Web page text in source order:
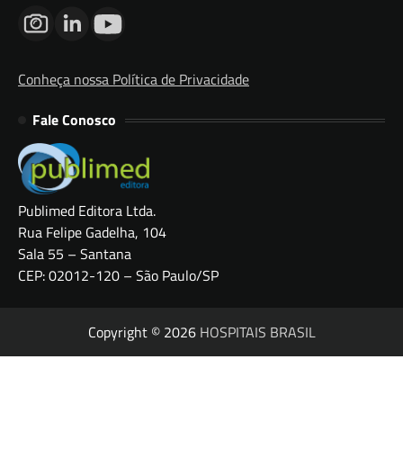
Conheça nossa Política de Privacidade
Fale Conosco
Publimed Editora Ltda.
Rua Felipe Gadelha, 104
Sala 55 – Santana
CEP: 02012-120 – São Paulo/SP
Copyright © 2026 HOSPITAIS BRASIL